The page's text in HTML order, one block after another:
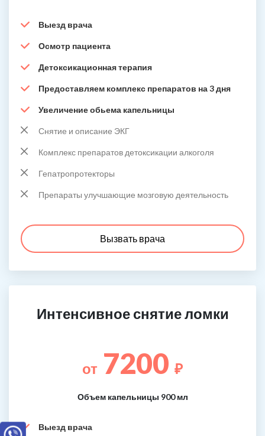
Выезд врача
Осмотр пациента
Детоксикационная терапия
Предоставляем комплекс препаратов на 3 дня
Увеличение обьема капельницы
Снятие и описание ЭКГ
Комплекс препаратов детоксикации алкоголя
Гепатропротекторы
Препараты улучшающие мозговую деятельность
Вызвать врача
Интенсивное снятие ломки
от 7200 ₽
Объем капельницы 900 мл
Выезд врача